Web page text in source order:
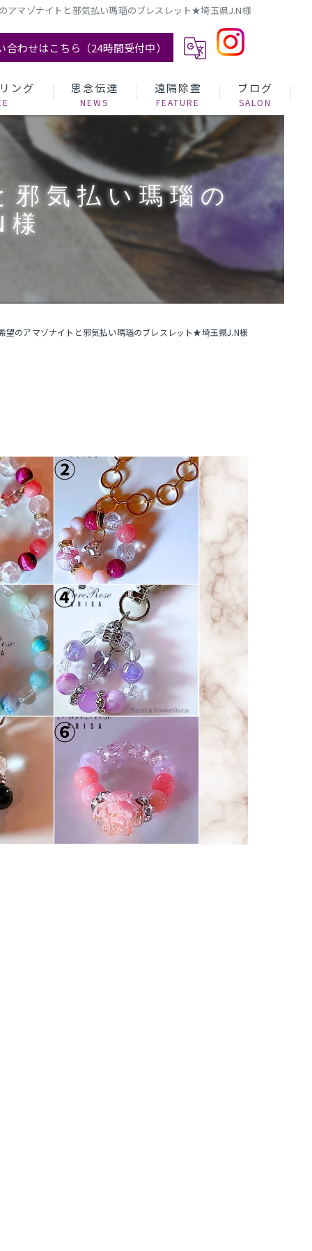
アマゾナイトと邪気払い瑪瑙のブレスレット★埼玉県J.N様
合わせはこちら（24時間受付中）
ング 思念伝達 遠隔除霊 ブログ
邪気払い瑪瑙の
望のアマゾナイトと邪気払い瑪瑙のブレスレット★埼玉県J.N様